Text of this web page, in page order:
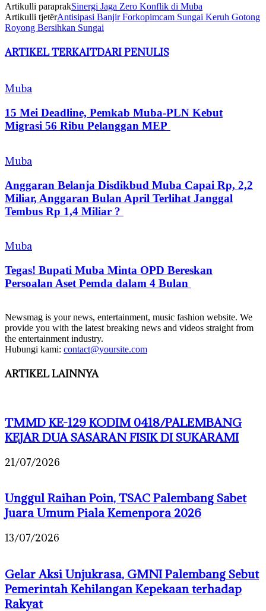
Artikulli paraprakSinergi Jaga Zero Konflik di Muba
Artikulli tjetërAntisipasi Banjir Forkopimcam Sungai Keruh Gotong
Royong Bersihkan Sungai
ARTIKEL TERKAITDARI PENULIS
Muba
15 Mei Deadline, Pemkab Muba-PLN Kebut
Migrasi 56 Ribu Pelanggan MEP
Muba
Anggaran Belanja Disdikbud Muba Capai Rp, 2,2
Miliar, Anggaran Bulan April Terlihat Janggal
Tembus Rp 1,4 Miliar ?
Muba
Tegas! Bupati Muba Minta OPD Bereskan
Persoalan Aset Pemda dalam 4 Bulan
Newsmag is your news, entertainment, music fashion website. We
provide you with the latest breaking news and videos straight from
the entertainment industry.
Hubungi kami: contact@yoursite.com
ARTIKEL LAINNYA
TMMD KE-129 KODIM 0418/PALEMBANG
KEJAR DUA SASARAN FISIK DI SUKARAMI
21/07/2026
Unggul Raihan Poin, TSAC Palembang Sabet
Juara Umum Piala Kemenpora 2026
13/07/2026
Gelar Aksi Unjukrasa, GMNI Palembang Sebut
Pemerintah Kehilangan Kepekaan terhadap
Rakyat